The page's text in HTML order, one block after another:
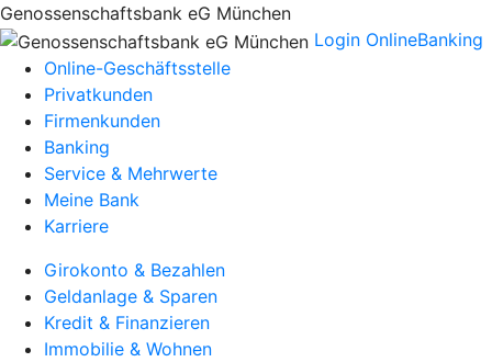
Genossenschaftsbank eG München
Login OnlineBanking
Online-Geschäftsstelle
Privatkunden
Firmenkunden
Banking
Service & Mehrwerte
Meine Bank
Karriere
Girokonto & Bezahlen
Geldanlage & Sparen
Kredit & Finanzieren
Immobilie & Wohnen